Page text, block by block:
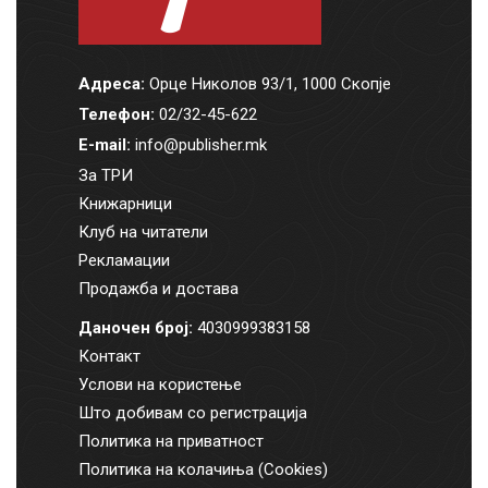
Адреса: Орце Николов 93/1, 1000 Скопје
Телефон: 02/32-45-622
E-mail: info@publisher.mk
За ТРИ
Книжарници
Клуб на читатели
Рекламации
Продажба и достава
Даночен број: 4030999383158
Контакт
Услови на користење
Што добивам со регистрација
Политика на приватност
Политика на колачиња (Cookies)